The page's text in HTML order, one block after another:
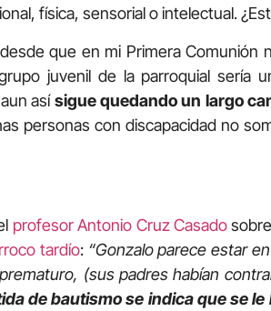
física, sensorial o intelectual.
que en mi Primera Comunión
juvenil de la parroquial sería
asísigue quedando un largo
personas con discapacidad no
profesor Antonio Cruz Casadosobre
tardío: “Gonzalo parece estar
(sus padres habían
de bautismo se indica que se